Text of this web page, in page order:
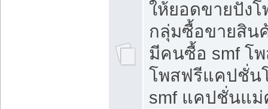
ให้ยอดขายปัง
กลุ่มซื้อขายสิน
มีคนซื้อ smf โ
โพสฟรีแคปชั่น
smf แคปชั่นแ